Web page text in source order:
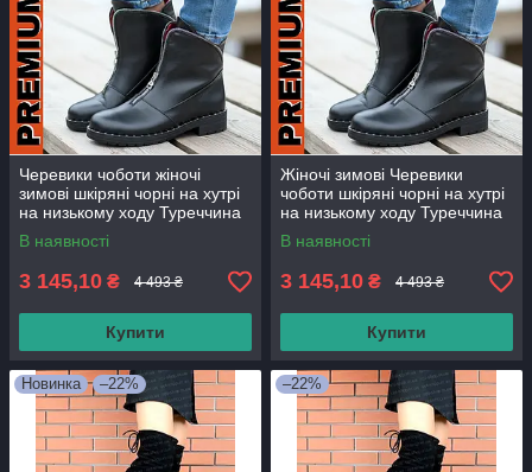
Черевики чоботи жіночі
зимові шкіряні чорні на хутрі
на низькому ходу Туреччина
В наявності
3 145,10 ₴ 4 493 ₴
Купити
Жіночі зимові Черевики
чоботи шкіряні чорні на хутрі
на низькому ходу Туреччина
В наявності
3 145,10 ₴ 4 493 ₴
Купити
Новинка –22% –22%